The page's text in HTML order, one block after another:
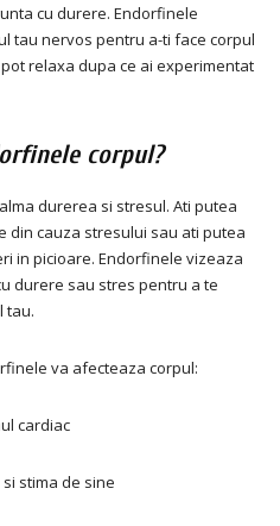
cu durere. Endorfinele
tau nervos pentru a-ti face corpul
relaxa dupa ce ai experimentat
corpul?
durerea si stresul. Ati putea
din cauza stresului sau ati putea
in picioare. Endorfinele vizeaza
durere sau stres pentru a te
tau.
va afecteaza corpul:
cardiac
stima de sine